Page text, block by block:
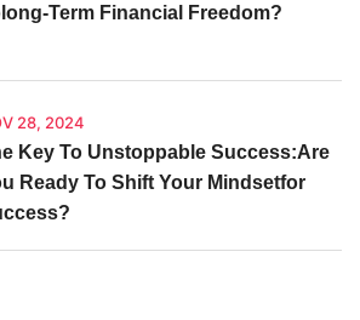
Term Financial Freedom?
28, 2024
Key To Unstoppable Success:Are
Ready To Shift Your Mindsetfor